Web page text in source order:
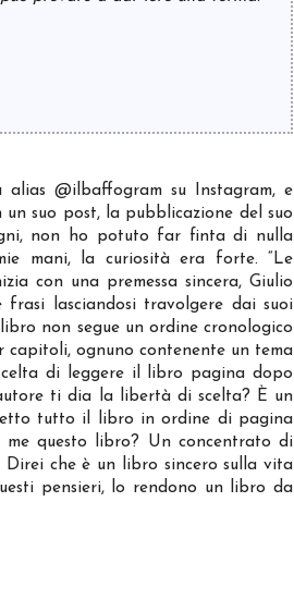
alias @ilbaffogram su Instagram, e
suo post, la pubblicazione del suo
non ho potuto far finta di nulla
mani, la curiosità era forte. “Le
con una premessa sincera, Giulio
lasciandosi travolgere dai suoi
non segue un ordine cronologico
capitoli, ognuno contenente un tema
di leggere il libro pagina dopo
ti dia la libertà di scelta? È un
letto tutto il libro in ordine di pagina
questo libro? Un concentrato di
che è un libro sincero sulla vita
pensieri, lo rendono un libro da